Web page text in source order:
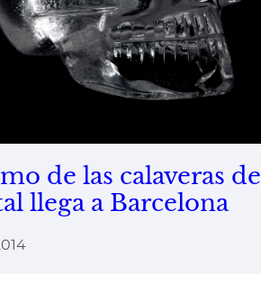
de las calaveras de
llega a Barcelona